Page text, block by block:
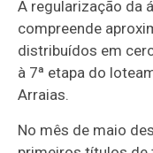
A regularização da
compreende
distribuídos em
à 7ª etapa do
Arraias.
No mês de maio